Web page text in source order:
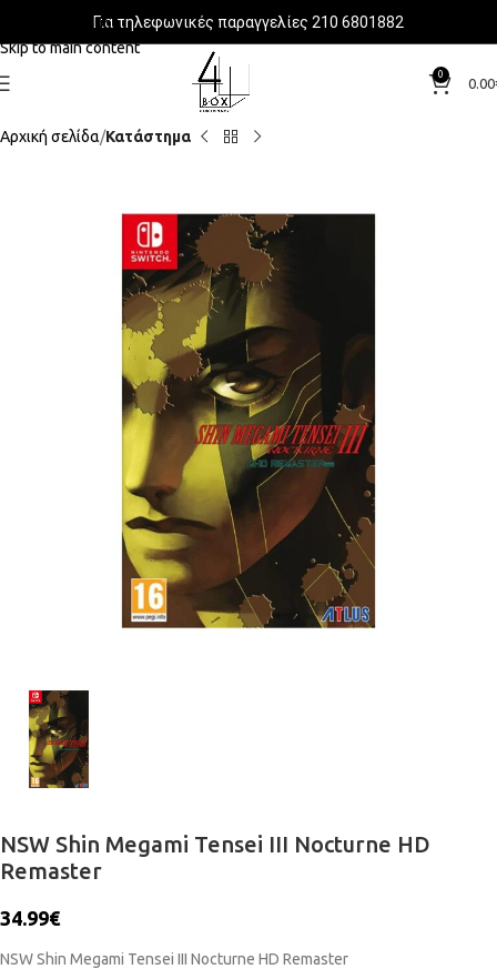
Skip to navigation
Skip to main content
Για τηλεφωνικές παραγγελίες 210 6801882
0
0.00
Αρχική σελίδα Κατάστημα
NSW Shin Megami Tensei III Nocturne HD
Remaster
34.99€
NSW Shin Megami Tensei III Nocturne HD Remaster